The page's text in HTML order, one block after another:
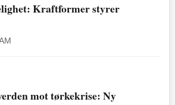
Kraftformer styrer
mot tørkekrise: Ny